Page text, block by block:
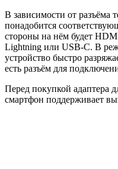
В зависимости от разъёма
понадобится
стороны на нём будет
Lightning или USB-C. В
устройство быстро
есть разъём для
Перед покупкой адаптера
смартфон поддерживает